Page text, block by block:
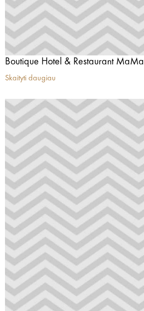
Boutique Hotel & Restaurant MaMa
Skaityti daugiau